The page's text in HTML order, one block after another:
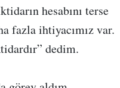
hesabını terse
fazla ihtiyacımız var.
dedim.